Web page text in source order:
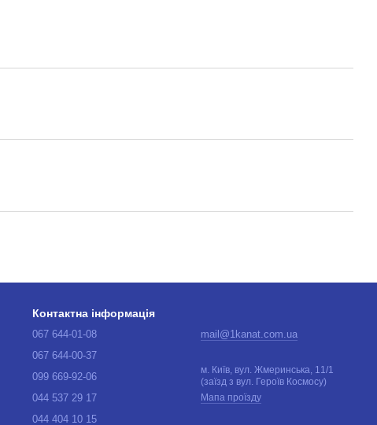
Контактна інформація
067 644-01-08
067 644-00-37
099 669-92-06
044 537 29 17
044 404 10 15
mail@1kanat.com.ua
м. Київ, вул. Жмеринська, 11/1
(заїзд з вул. Героїв Космосу)
Мапа проїзду